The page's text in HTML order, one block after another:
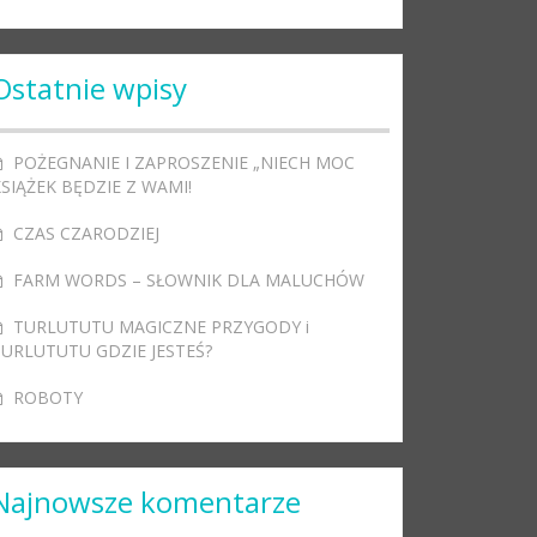
wpisy
POŻEGNANIE I ZAPROSZENIE „NIECH MOC
BĘDZIE Z WAMI!
CZAS CZARODZIEJ
FARM WORDS – SŁOWNIK DLA MALUCHÓW
TURLUTUTU MAGICZNE PRZYGODY i
GDZIE JESTEŚ?
ROBOTY
komentarze